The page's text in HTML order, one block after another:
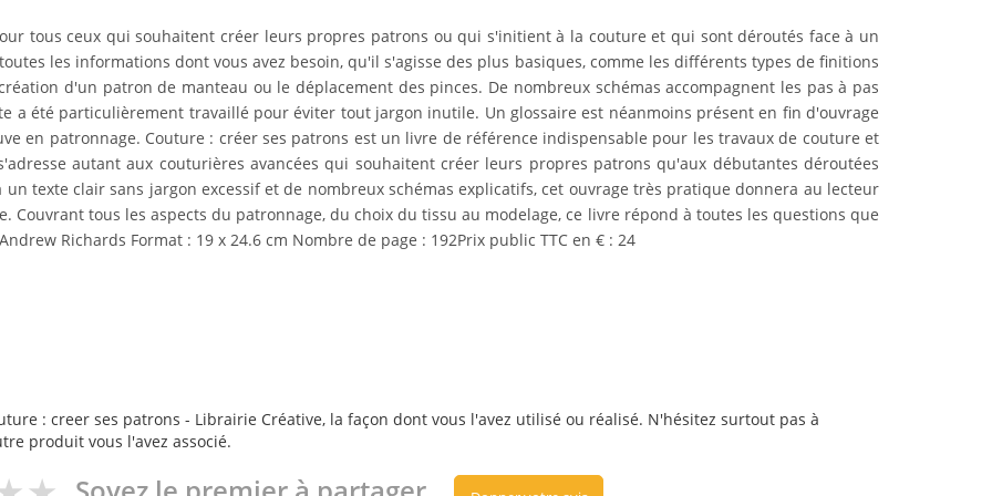
tous ceux qui souhaitent créer leurs propres patrons ou qui s'initient à la couture et qui sont déroutés face à un
les informations dont vous avez besoin, qu'il s'agisse des plus basiques, comme les différents types de finitions
d'un patron de manteau ou le déplacement des pinces. De nombreux schémas accompagnent les pas à pas
a été particulièrement travaillé pour éviter tout jargon inutile. Un glossaire est néanmoins présent en fin d'ouvrage
en patronnage. Couture : créer ses patrons est un livre de référence indispensable pour les travaux de couture et
autant aux couturières avancées qui souhaitent créer leurs propres patrons qu'aux débutantes déroutées
texte clair sans jargon excessif et de nombreux schémas explicatifs, cet ouvrage très pratique donnera au lecteur
Couvrant tous les aspects du patronnage, du choix du tissu au modelage, ce livre répond à toutes les questions que
Richards Format : 19 x 24.6 cm Nombre de page : 192Prix public TTC en € : 24
: creer ses patrons - Librairie Créative, la façon dont vous l'avez utilisé ou réalisé. N'hésitez surtout pas à
produit vous l'avez associé.